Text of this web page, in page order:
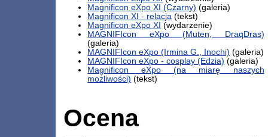
Magnificon eXpo XI (Czarny) (galeria)
Magnificon XI - relacja (tekst)
Magnificon eXpo XI (wydarzenie)
MAGNIFIcon eXpo (Muten, DraqDras)
(galeria)
MAGNIFIcon eXpo (Irmina G., Inochi) (galeria)
MAGNIFIcon eXpo - cosplay (Edzia) (galeria)
Magnificon eXpo (na miarę naszych
możliwości) (tekst)
Ocena